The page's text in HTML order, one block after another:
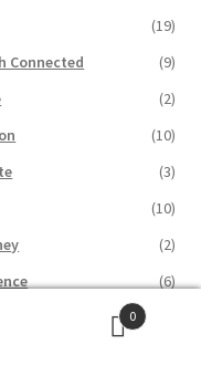
(19)
Connected
(9)
(2)
(10)
(3)
(10)
(2)
(6)
0